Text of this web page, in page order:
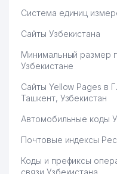
Система единиц
Сайты Узбекистана
Минимальный размер
Узбекистане
Сайты Yellow Pages в
Ташкент, Узбекистан
Автомобильные коды
Почтовые индексы
Коды и префиксы
связи Узбекистана